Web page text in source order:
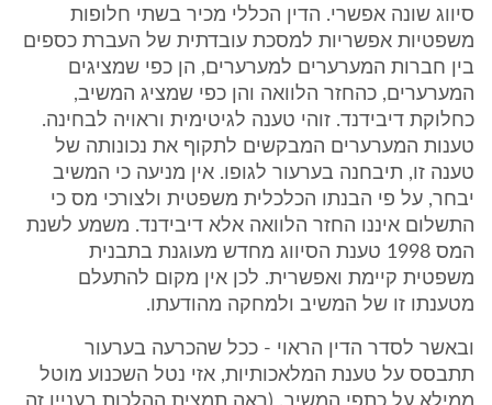
סיווג שונה אפשרי. הדין הכללי מכיר בשתי חלופות
משפטיות אפשריות למסכת עובדתית של העברת כספים
בין חברות המערערים למערערים, הן כפי שמציגים
המערערים, כהחזר הלוואה והן כפי שמציג המשיב,
כחלוקת דיבידנד. זוהי טענה לגיטימית וראויה לבחינה.
טענות המערערים המבקשים לתקוף את נכונותה של
טענה זו, תיבחנה בערעור לגופו. אין מניעה כי המשיב
יבחר, על פי הבנתו הכלכלית משפטית ולצורכי מס כי
התשלום איננו החזר הלוואה אלא דיבידנד. משמע לשנת
המס 1998 טענת הסיווג מחדש מעוגנת בתבנית
משפטית קיימת ואפשרית. לכן אין מקום להתעלם
מטענתו זו של המשיב ולמחקה מהודעתו.
ובאשר לסדר הדין הראוי - ככל שהכרעה בערעור
תתבסס על טענת המלאכותיות, אזי נטל השכנוע מוטל